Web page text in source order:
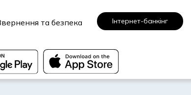
та безпека Інтернет-банкінг